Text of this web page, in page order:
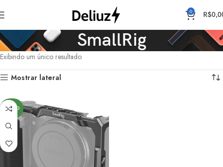
0 R$
SmallRig
Exibindo um único resultado
Mostrar lateral
NOVO